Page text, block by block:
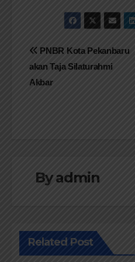
Navigasi
pos
PNBR Kota Pekanbaru
akan Taja Silaturahmi
Akbar
Byadmin
Related Post